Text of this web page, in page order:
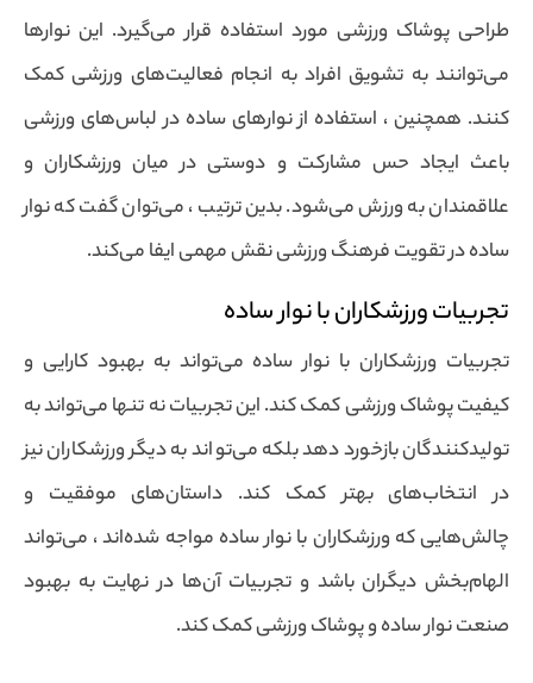
طراحی پوشاک ورزشی مورد استفاده قرار می‌گیرد. این نوارها
می‌توانند به تشویق افراد به انجام فعالیت‌های ورزشی کمک
کنند. همچنین ، استفاده از نوارهای ساده در لباس‌های ورزشی
باعث ایجاد حس مشارکت و دوستی در میان ورزشکاران و
علاقمندان به ورزش می‌شود. بدین ترتیب ، می‌توان گفت که نوار
ساده در تقویت فرهنگ ورزشی نقش مهمی ایفا می‌کند.
تجربیات ورزشکاران با نوار ساده
تجربیات ورزشکاران با نوار ساده می‌تواند به بهبود کارایی و
کیفیت پوشاک ورزشی کمک کند. این تجربیات نه تنها می‌تواند به
تولیدکنندگان بازخورد دهد بلکه می‌تواند به دیگر ورزشکاران نیز
در انتخاب‌های بهتر کمک کند. داستان‌های موفقیت و
چالش‌هایی که ورزشکاران با نوار ساده مواجه شده‌اند ، می‌تواند
الهام‌بخش دیگران باشد و تجربیات آن‌ها در نهایت به بهبود
صنعت نوار ساده و پوشاک ورزشی کمک کند.